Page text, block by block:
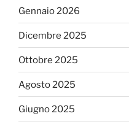
Gennaio 2026
Dicembre 2025
Ottobre 2025
Agosto 2025
Giugno 2025